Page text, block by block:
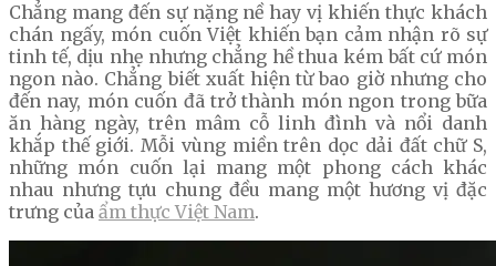
Chẳng mang đến sự nặng nề hay vị khiến thực khách
chán ngấy, món cuốn Việt khiến bạn cảm nhận rõ sự
tinh tế, dịu nhẹ nhưng chẳng hề thua kém bất cứ món
ngon nào. Chẳng biết xuất hiện từ bao giờ nhưng cho
đến nay, món cuốn đã trở thành món ngon trong bữa
ăn hàng ngày, trên mâm cỗ linh đình và nổi danh
khắp thế giới. Mỗi vùng miền trên dọc dải đất chữ S,
những món cuốn lại mang một phong cách khác
nhau nhưng tựu chung đều mang một hương vị đặc
trưng của ẩm thực Việt Nam.